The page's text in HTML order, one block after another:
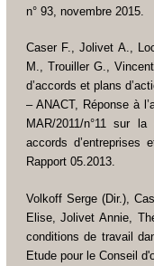
n° 93, novembre 2015.
Caser F., Jolivet A.,
M., Trouiller G.,
d’accords et plans
– ANACT, Réponse à
MAR/2011/n°11 sur
accords d’entreprises
Rapport 05.2013.
Volkoff Serge (Dir.),
Elise, Jolivet Annie,
conditions de travail
Etude pour le Conseil